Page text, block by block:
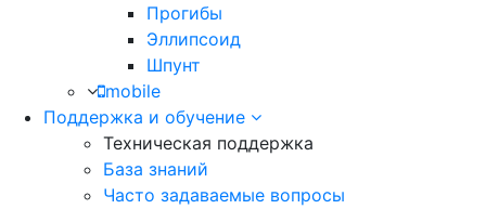
Прогибы
Эллипсоид
Шпунт
mobile
Поддержка и обучение
Техническая поддержка
База знаний
Часто задаваемые вопросы